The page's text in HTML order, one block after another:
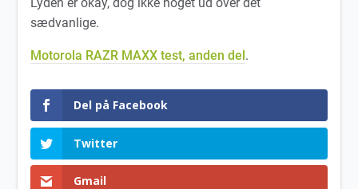
sædvanlige.
Motorola RAZR MAXX test, anden del.
Del på Facebook
Twitter
Gmail